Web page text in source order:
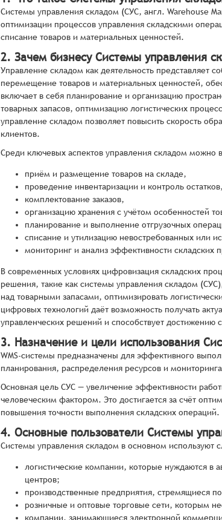
Системы управления складом (СУС, англ. Warehouse
оптимизации процессов управления складскими
списание товаров и материальных ценностей.
2. Зачем бизнесу Системы управления
Управление складом как деятельность представляет
перемещение товаров и материальных ценностей,
включает в себя планирование и организацию
товарных запасов, оптимизацию логистических
управление складом позволяет повысить скорость
клиентов.
Среди ключевых аспектов управления складом можно
приём и размещение товаров на складе,
проведение инвентаризации и контроль остатков,
комплектование заказов,
организацию хранения с учётом особенностей
планирование и выполнение отгрузочных
списание и утилизацию невостребованных или
мониторинг и анализ эффективности складских
В современных условиях цифровизация складских
решения, такие как системы управления складом
над товарными запасами, оптимизировать
цифровых технологий даёт возможность получать
управленческих решений и способствует достижению
3. Назначение и цели использования
WMS-системы предназначены для эффективного
планирования, распределения ресурсов и
Основная цель СУС — увеличение эффективности
человеческим фактором. Это достигается за счёт
повышения точности выполнения складских операций.
4. Основные пользователи Системы
Системы управления складом в основном используют
логистические компании, которые нуждаются в
центров;
производственные предприятия, стремящиеся
розничные и оптовые торговые сети, которым
компании, занимающиеся электронной